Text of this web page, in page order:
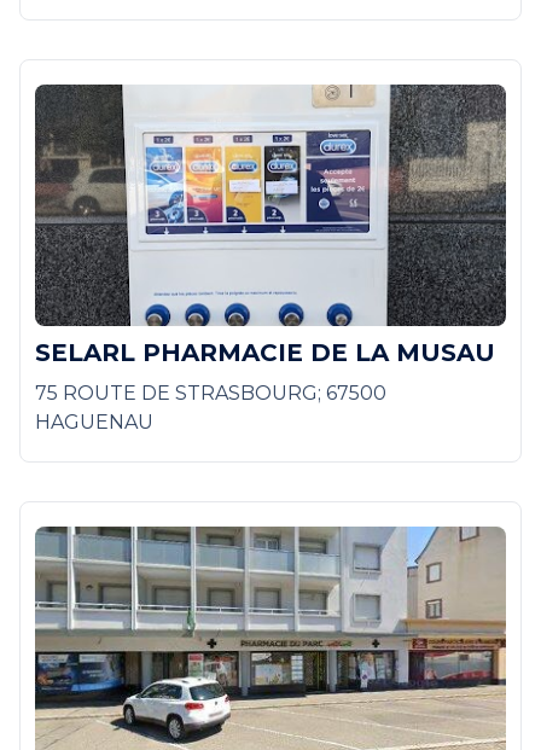
SELARL PHARMACIE DE LA MUSAU
75 ROUTE DE STRASBOURG; 67500
HAGUENAU